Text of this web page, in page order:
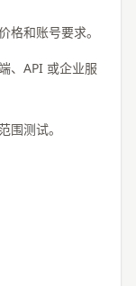
格和账号要求。
、API 或企业服
围测试。